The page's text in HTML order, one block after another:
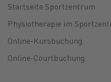
Startseite Sportzentrum
Physiotherapie im
Online-Kursbuchung
Online-Courtbuchung